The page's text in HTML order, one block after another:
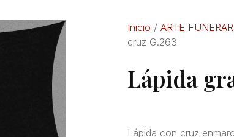
Inicio / ARTE
cruz G.263
Lápida
Lápida con cruz